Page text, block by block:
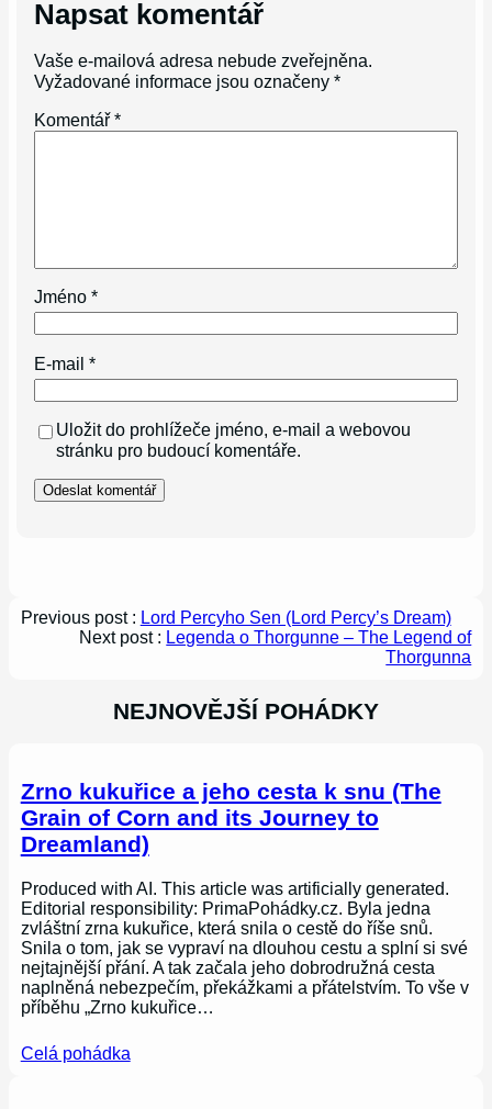
Napsat komentář
Vaše e-mailová adresa nebude zveřejněna.
Vyžadované informace jsou označeny*
Komentář*
Jméno*
E-mail*
Uložit do prohlížeče jméno, e-mail a webovou
stránku pro budoucí komentáře.
Previous post : Lord Percyho Sen (Lord Percy’s Dream)
Next post : Legenda o Thorgunne – The Legend of
Thorgunna
NEJNOVĚJŠÍ POHÁDKY
Zrno kukuřice a jeho cesta k snu (The
Grain of Corn and its Journey to
Dreamland)
Produced with AI. This article was artificially generated.
Editorial responsibility: PrimaPohádky.cz. Byla jedna
zvláštní zrna kukuřice, která snila o cestě do říše snů.
Snila o tom, jak se vypraví na dlouhou cestu a splní si své
nejtajnější přání. A tak začala jeho dobrodružná cesta
naplněná nebezpečím, překážkami a přátelstvím. To vše v
příběhu „Zrno kukuřice…
Celá pohádka